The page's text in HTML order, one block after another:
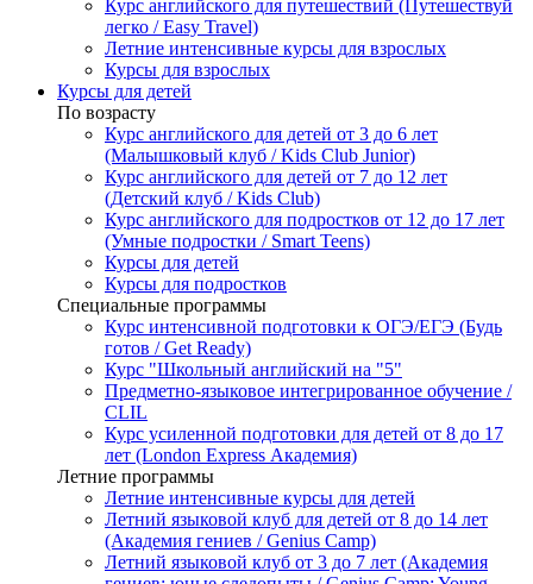
Курс английского для путешествий (Путешествуй
легко / Easy Travel)
Летние интенсивные курсы для взрослых
Курсы для взрослых
Курсы для детей
По возрасту
Курс английского для детей от 3 до 6 лет
(Малышковый клуб / Kids Club Junior)
Курс английского для детей от 7 до 12 лет
(Детский клуб / Kids Club)
Курс английского для подростков от 12 до 17 лет
(Умные подростки / Smart Teens)
Курсы для детей
Курсы для подростков
Специальные программы
Курс интенсивной подготовки к ОГЭ/ЕГЭ (Будь
готов / Get Ready)
Курс "Школьный английский на "5"
Предметно-языковое интегрированное обучение /
CLIL
Курс усиленной подготовки для детей от 8 до 17
лет (London Express Академия)
Летние программы
Летние интенсивные курсы для детей
Летний языковой клуб для детей от 8 до 14 лет
(Академия гениев / Genius Camp)
Летний языковой клуб от 3 до 7 лет (Академия